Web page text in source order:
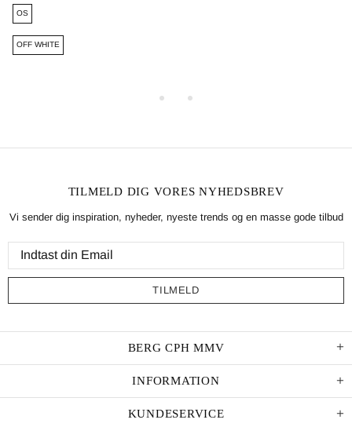
OS
OFF WHITE
TILMELD DIG VORES NYHEDSBREV
Vi sender dig inspiration, nyheder, nyeste trends og en masse gode tilbud
BERG CPH MMV
INFORMATION
KUNDESERVICE